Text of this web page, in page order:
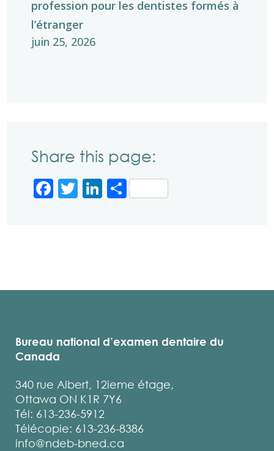
profession pour les dentistes formés à
l’étranger
juin 25, 2026
Share this page:
Facebook
Twitter
LinkedIn
Partager
Bureau national d’examen dentaire du
Canada
340 rue Albert, 12ieme étage,
Ottawa ON K1R 7Y6
Tél: 613-236-5912
Télécopie: 613-236-8386
info@ndeb-bned.ca